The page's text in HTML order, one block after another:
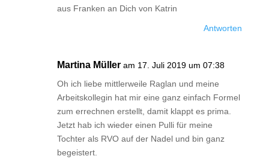
aus Franken an Dich von Katrin
Antworten
Martina Müller am 17. Juli 2019 um 07:38
Oh ich liebe mittlerweile Raglan und meine
Arbeitskollegin hat mir eine ganz einfach Formel
zum errechnen erstellt, damit klappt es prima.
Jetzt hab ich wieder einen Pulli für meine
Tochter als RVO auf der Nadel und bin ganz
begeistert.